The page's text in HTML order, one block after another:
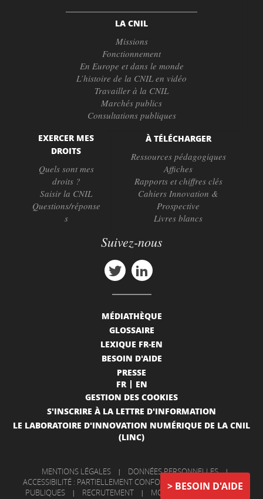
BESOIN D'AIDE
LA CNIL
Missions
Fonctionnement
En Europe et dans le monde
L’histoire de la CNIL en vidéo
Travailler à la CNIL
Marchés publics
Consultations publiques
EXERCER MES
DROITS
Quels sont mes
droits ?
Saisir la CNIL
Questions/réponse
s
À TÉLÉCHARGER
Ressources pédagogiques
Affiches
Rapports et chiffres clés
Cahiers Innovation &
Prospective
Livres blancs
Suivez-nous
MÉDIATHÈQUE
GLOSSAIRE
LEXIQUE FR-EN
BESOIN D'AIDE
PRESSE
FR
EN
GESTION DES COOKIES
S'INSCRIRE À LA LETTRE D'INFORMATION
LE LABORATOIRE D'INNOVATION NUMÉRIQUE DE LA CNIL
(LINC)
MENTIONS LÉGALES | DONNÉES PERSONNELLES |
ACCESSIBILITÉ : PARTIELLEMENT CONFORME
|
INFORMATIONS
PUBLIQUES
| RECRUTEMENT | MON COMPTE |
NOUS